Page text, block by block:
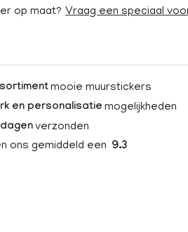
op maat? Vraag een speciaal
mooie muurstickers
en personalisatie mogelijkheden
verzonden
ons gemiddeld een 9.3